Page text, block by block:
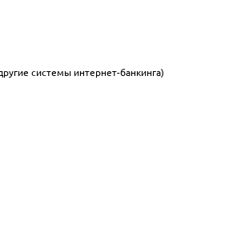
системы интернет-банкинга)